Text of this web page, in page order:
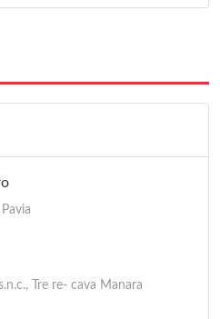
Tre re- cava Manara